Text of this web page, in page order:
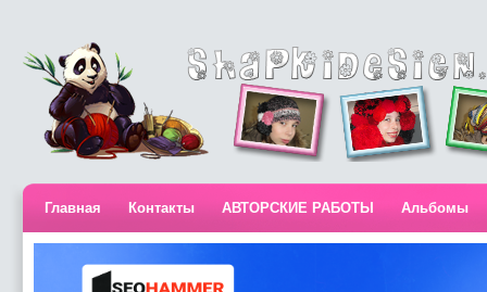
Главная Контакты АВТОРСКИЕ РАБОТЫ Альбомы